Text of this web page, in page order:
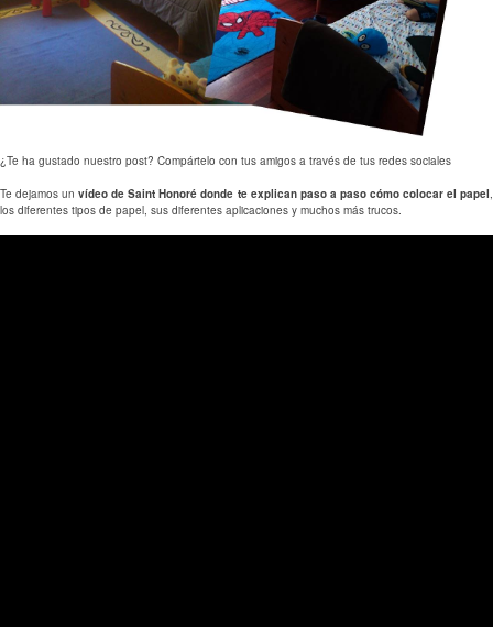
¿Te ha gustado nuestro post? Compártelo con tus amigos a través de tus redes sociales
Te dejamos unvídeo de Saint Honoré donde te explican paso a paso cómo colocar el papel,
los diferentes tipos de papel, sus diferentes aplicaciones y muchos más trucos.